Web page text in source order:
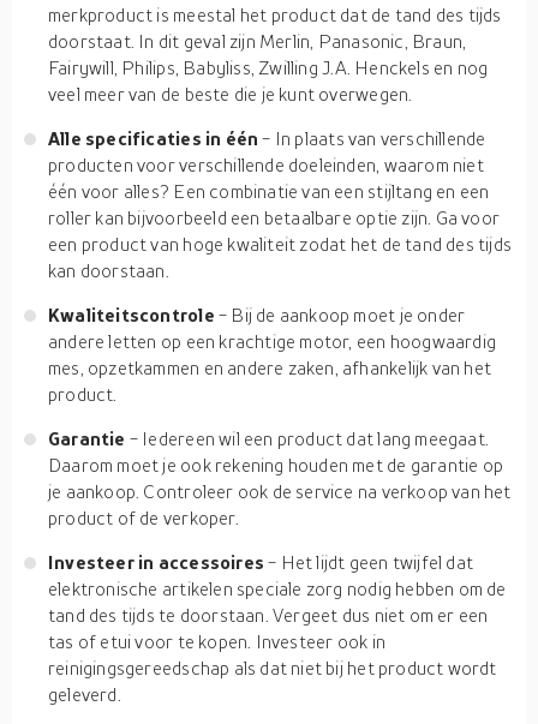
merkproduct is meestal het product dat de tand des tijds
doorstaat. In dit geval zijn Merlin, Panasonic, Braun,
Fairywill, Philips, Babyliss, Zwilling J.A. Henckels en nog
veel meer van de beste die je kunt overwegen.
Alle specificaties in één- In plaats van verschillende
producten voor verschillende doeleinden, waarom niet
één voor alles? Een combinatie van een stijltang en een
roller kan bijvoorbeeld een betaalbare optie zijn. Ga voor
een product van hoge kwaliteit zodat het de tand des tijds
kan doorstaan.
Kwaliteitscontrole - Bij de aankoop moet je onder
andere letten op een krachtige motor, een hoogwaardig
mes, opzetkammen en andere zaken, afhankelijk van het
product.
Garantie - Iedereen wil een product dat lang meegaat.
Daarom moet je ook rekening houden met de garantie op
je aankoop. Controleer ook de service na verkoop van het
product of de verkoper.
Investeer in accessoires- Het lijdt geen twijfel dat
elektronische artikelen speciale zorg nodig hebben om de
tand des tijds te doorstaan. Vergeet dus niet om er een
tas of etui voor te kopen. Investeer ook in
reinigingsgereedschap als dat niet bij het product wordt
geleverd.